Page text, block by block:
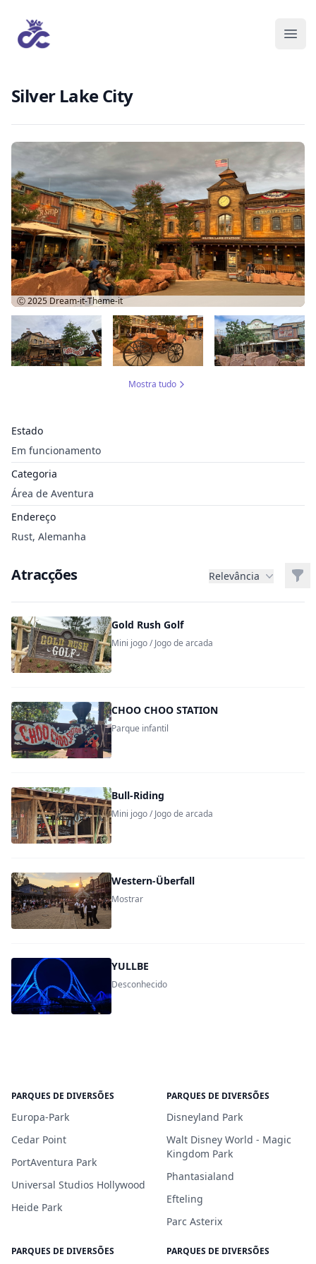
Silver Lake City
Estado
Em funcionamento
Categoria
Área de Aventura
Endereço
Rust, Alemanha
Ⓒ 2025 Dream-it-Theme-it
Mostra tudo
Atracções Relevância
Gold Rush Golf
Mini jogo / Jogo de arcada
CHOO CHOO STATION
Parque infantil
Bull-Riding
Mini jogo / Jogo de arcada
Western-Überfall
Mostrar
YULLBE
Desconhecido
PARQUES DE DIVERSÕES
Europa-Park
Cedar Point
PortAventura Park
Universal Studios Hollywood
Heide Park
PARQUES DE DIVERSÕES
Disneyland Park
Walt Disney World - Magic
Kingdom Park
Phantasialand
Efteling
Parc Asterix
PARQUES DE DIVERSÕES PARQUES DE DIVERSÕES